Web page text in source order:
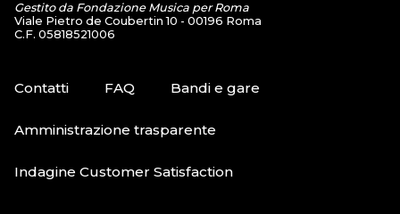
Gestito da Fondazione Musica per Roma
Viale Pietro de Coubertin 10 - 00196 Roma
C.F. 05818521006
Contatti FAQ Bandi e gare
Amministrazione trasparente
Indagine Customer Satisfaction